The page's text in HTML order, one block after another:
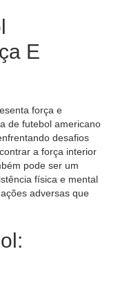
E
força e
de futebol americano
desafios
a força interior
pode ser um
física e mental
adversas que